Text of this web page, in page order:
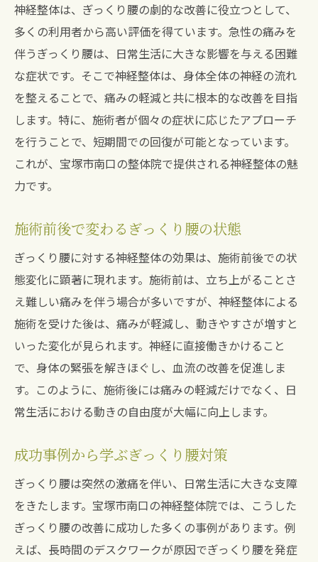
神経整体は、ぎっくり腰の劇的な改善に役立つとして、
多くの利用者から高い評価を得ています。急性の痛みを
伴うぎっくり腰は、日常生活に大きな影響を与える困難
な症状です。そこで神経整体は、身体全体の神経の流れ
を整えることで、痛みの軽減と共に根本的な改善を目指
します。特に、施術者が個々の症状に応じたアプローチ
を行うことで、短期間での回復が可能となっています。
これが、宝塚市南口の整体院で提供される神経整体の魅
力です。
施術前後で変わるぎっくり腰の状態
ぎっくり腰に対する神経整体の効果は、施術前後での状
態変化に顕著に現れます。施術前は、立ち上がることさ
え難しい痛みを伴う場合が多いですが、神経整体による
施術を受けた後は、痛みが軽減し、動きやすさが増すと
いった変化が見られます。神経に直接働きかけること
で、身体の緊張を解きほぐし、血流の改善を促進しま
す。このように、施術後には痛みの軽減だけでなく、日
常生活における動きの自由度が大幅に向上します。
成功事例から学ぶぎっくり腰対策
ぎっくり腰は突然の激痛を伴い、日常生活に大きな支障
をきたします。宝塚市南口の神経整体院では、こうした
ぎっくり腰の改善に成功した多くの事例があります。例
えば、長時間のデスクワークが原因でぎっくり腰を発症